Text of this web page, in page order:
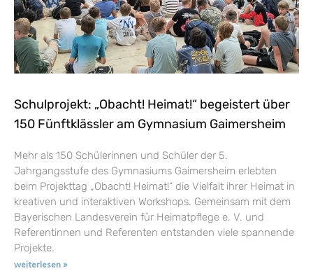
Schulprojekt: „Obacht! Heimat!“ begeistert über
150 Fünftklässler am Gymnasium Gaimersheim
Mehr als 150 Schülerinnen und Schüler der 5.
Jahrgangsstufe des Gymnasiums Gaimersheim erlebten
beim Projekttag „Obacht! Heimat!“ die Vielfalt ihrer Heimat in
kreativen und interaktiven Workshops. Gemeinsam mit dem
Bayerischen Landesverein für Heimatpflege e. V. und
Referentinnen und Referenten entstanden viele spannende
Projekte.
weiterlesen »